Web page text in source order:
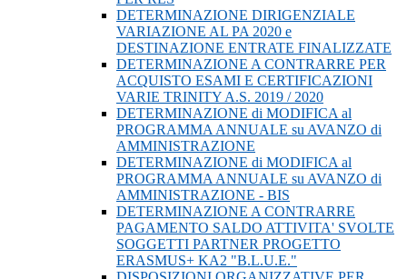
DETERMINAZIONE DIRIGENZIALE
VARIAZIONE AL PA 2020 e
DESTINAZIONE ENTRATE FINALIZZATE
DETERMINAZIONE A CONTRARRE PER
ACQUISTO ESAMI E CERTIFICAZIONI
VARIE TRINITY A.S. 2019 / 2020
DETERMINAZIONE di MODIFICA al
PROGRAMMA ANNUALE su AVANZO di
AMMINISTRAZIONE
DETERMINAZIONE di MODIFICA al
PROGRAMMA ANNUALE su AVANZO di
AMMINISTRAZIONE - BIS
DETERMINAZIONE A CONTRARRE
PAGAMENTO SALDO ATTIVITA' SVOLTE
SOGGETTI PARTNER PROGETTO
ERASMUS+ KA2 "B.L.U.E."